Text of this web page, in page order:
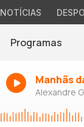
NOTÍCIAS
Programas
Manhãs
Alexandre